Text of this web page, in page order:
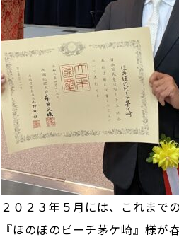
２０２３年５月には、これまで
『ほのぼのビーチ茅ケ崎』様が